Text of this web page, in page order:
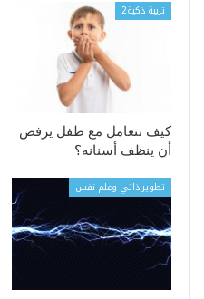
تربية ذكية2
كيف نتعامل مع طفل يرفض
أن ينظف أسنانه؟
تطوير ذاتي وعلم نفس